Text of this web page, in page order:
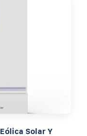
Solar Y